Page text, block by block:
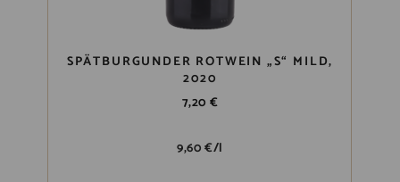
SPÄTBURGUNDER ROTWEIN „S“ MILD,
2020
7,20 €
9,60€/l